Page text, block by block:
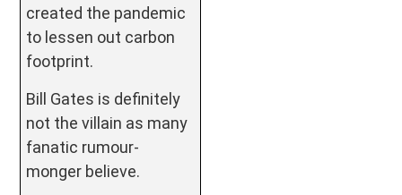
created the pandemic
to lessen out carbon
footprint.
Bill Gates is definitely
not the villain as many
fanatic rumour-
monger believe.